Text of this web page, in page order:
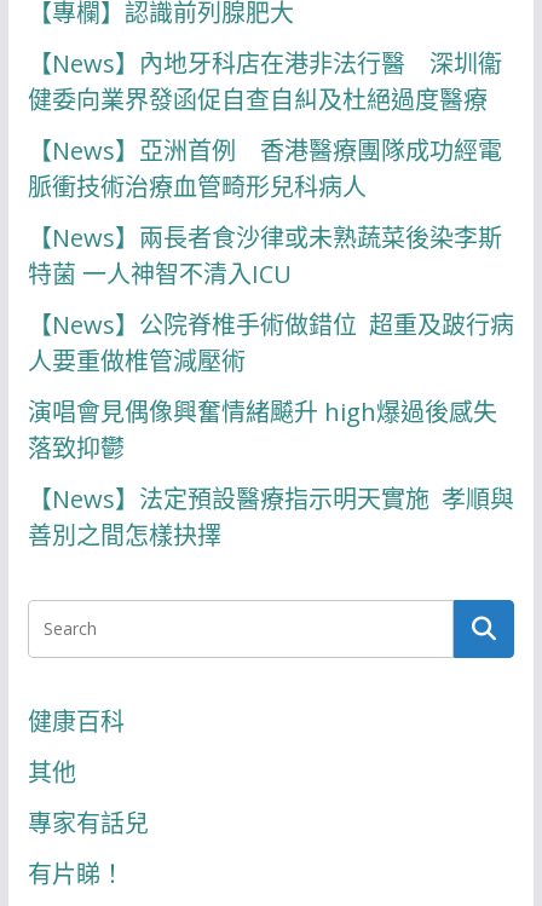
【專欄】認識前列腺肥大
【News】內地牙科店在港非法行醫 深圳衞
健委向業界發函促自查自糾及杜絕過度醫療
【News】亞洲首例 香港醫療團隊成功經電
脈衝技術治療血管畸形兒科病人
【News】兩長者食沙律或未熟蔬菜後染李斯
特菌 一人神智不清入ICU
【News】公院脊椎手術做錯位 超重及跛行病
人要重做椎管減壓術
演唱會見偶像興奮情緒飇升 high爆過後感失
落致抑鬱
【News】法定預設醫療指示明天實施 孝順與
善別之間怎樣抉擇
健康百科
其他
專家有話兒
有片睇！